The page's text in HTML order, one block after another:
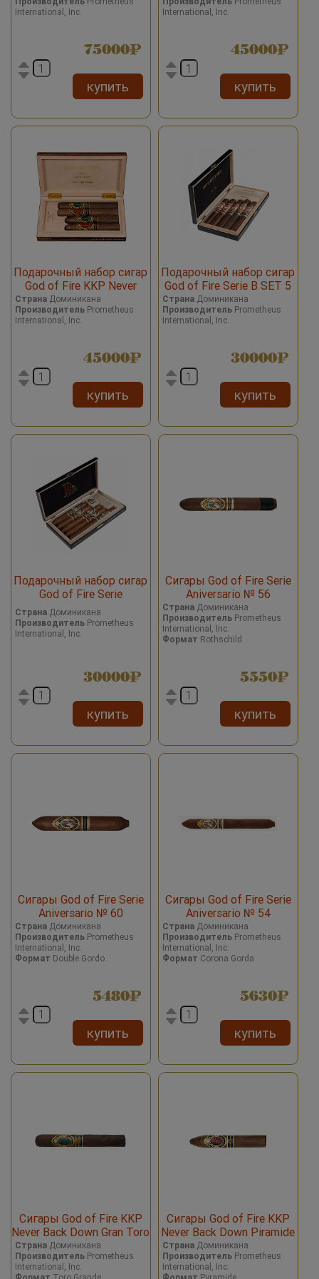
Set Macassar Ebony 10
Cigars
International, Inc.
75000
купить
Set Black 4 Cigars
International, Inc.
45000
купить
Подарочный набор сигар
God of Fire KKP Never
Back Down Special Reserve
Set Macassar Ebony 4
Cigars
Страна Доминикана
Производитель Prometheus
International, Inc.
45000
купить
Подарочный набор сигар
God of Fire Serie B SET 5
Cigars
СтранаДоминикана
ПроизводительPrometheus
International, Inc.
30000
купить
Подарочный набор сигар
God of Fire Serie
Aniversario SET 5 Cigars
Страна Доминикана
Производитель Prometheus
International, Inc.
30000
купить
Сигары God of Fire Serie
Aniversario № 56
СтранаДоминикана
ПроизводительPrometheus
International, Inc.
Формат Rothschild
5550
купить
Сигары God of Fire Serie
Aniversario № 60
Страна Доминикана
Производитель Prometheus
International, Inc.
Формат Double Gordo
5480
купить
Сигары God of Fire Serie
Aniversario № 54
СтранаДоминикана
ПроизводительPrometheus
International, Inc.
Формат Corona Gorda
5630
купить
Сигары God of Fire KKP
Never Back Down Gran Toro
56 in Black
Страна Доминикана
Производитель Prometheus
International, Inc.
Сигары God of Fire KKP
Never Back Down Piramide
58 in Black
СтранаДоминикана
ПроизводительPrometheus
International, Inc.